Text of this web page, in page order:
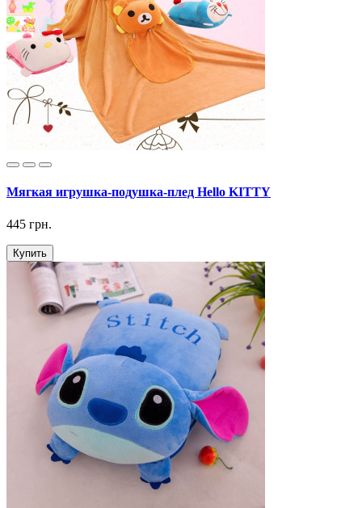
Мягкая игрушка-подушка-плед Hello KITTY
445 грн.
Купить